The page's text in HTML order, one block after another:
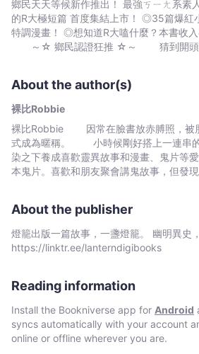
-
裸
-
鄉民天天等候新作推出！ 最強ㄎㄧㄤ系素
的R大極短篇 首度集結上市！ ◎35篇爆紅小品，9篇神祕新作，2篇
特調漫畫！ ◎想知道R大嗑什麼？本書收入
～☆ 鄉民認證狂推 ☆～ 猜到開頭猜
訊量有點多◇高級酸◆開啟高級黑嘲諷◇
恐怖幽默於一身◇怎麼可以那麼真實的恐
明◆太強了已經不知道跪幾次了◇難以分
◇篇篇新高度◆請收下我的膝蓋與眼淚 ～✮ 篇篇神展開 ✮～
⧑ 好姊妹 ⧒ 女性的煩惱就是要說給
老！於是我找了一間姑娘廟拜拜，祈求戀
當晚我就夢見四個漂亮的小姊姊來夢裡安
情緒勒索的朋友，某天他玩水意外溺斃。
愛了，然後失戀了，想要死，但怎樣都死
燒了很多錢讓他去看地府的身心科醫生，
⧑ 兩隻老虎 ⧒ 朋友五歲的小孩唱了
越快，老虎也越追越快，就快要咬到我了…… 內容極度笑鬧
者、驚悚短篇故事愛好者、每晚來點刺激
About the author(s)
裸比Robbie
裸比Robbie 因常在臉書放赤膊照，被朋友戲稱裸比，久了就正
式成為暱稱。 小時候剛好搭上一連串的靈異節目風潮，耳濡目
染之下養成喜歡靈異故事和漫畫、鬼片等
本鬼片。喜歡和朋友聚會講鬼故事，但發
但最喜歡的，是每一個喜歡我的作品的你。
About the publisher
燈籠出版一篇故事，一盞燈籠。 幽明異史
https://linktr.ee/lanterndigibooks
Reading information
Install the Bookniverse app for Android
syncs automatically with your account
online or offline wherever you are.